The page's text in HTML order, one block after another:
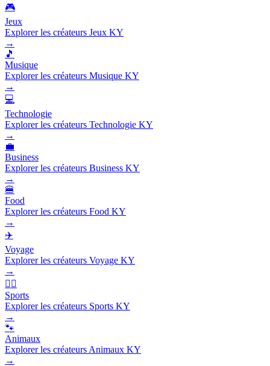
🎮
Jeux
Explorer les créateurs Jeux KY
→
🎵
Musique
Explorer les créateurs Musique KY
→
💻
Technologie
Explorer les créateurs Technologie KY
→
💼
Business
Explorer les créateurs Business KY
→
🍔
Food
Explorer les créateurs Food KY
→
✈️
Voyage
Explorer les créateurs Voyage KY
→
🏃‍♂️
Sports
Explorer les créateurs Sports KY
→
🐾
Animaux
Explorer les créateurs Animaux KY
→